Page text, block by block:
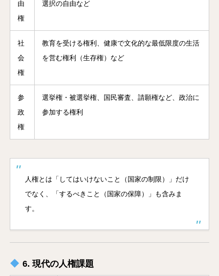
由
権
選択の自由など
社
会
権
教育を受ける権利、健康で文化的な最低限度の生活
を営む権利（生存権）など
参
政
権
選挙権・被選挙権、国民審査、請願権など、政治に
参加する権利
人権とは「してはいけないこと（国家の制限）」だけ
でなく、「するべきこと（国家の保障）」も含みま
す。
6. 現代の人権課題